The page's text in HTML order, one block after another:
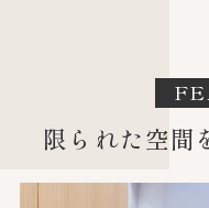
限られた空間